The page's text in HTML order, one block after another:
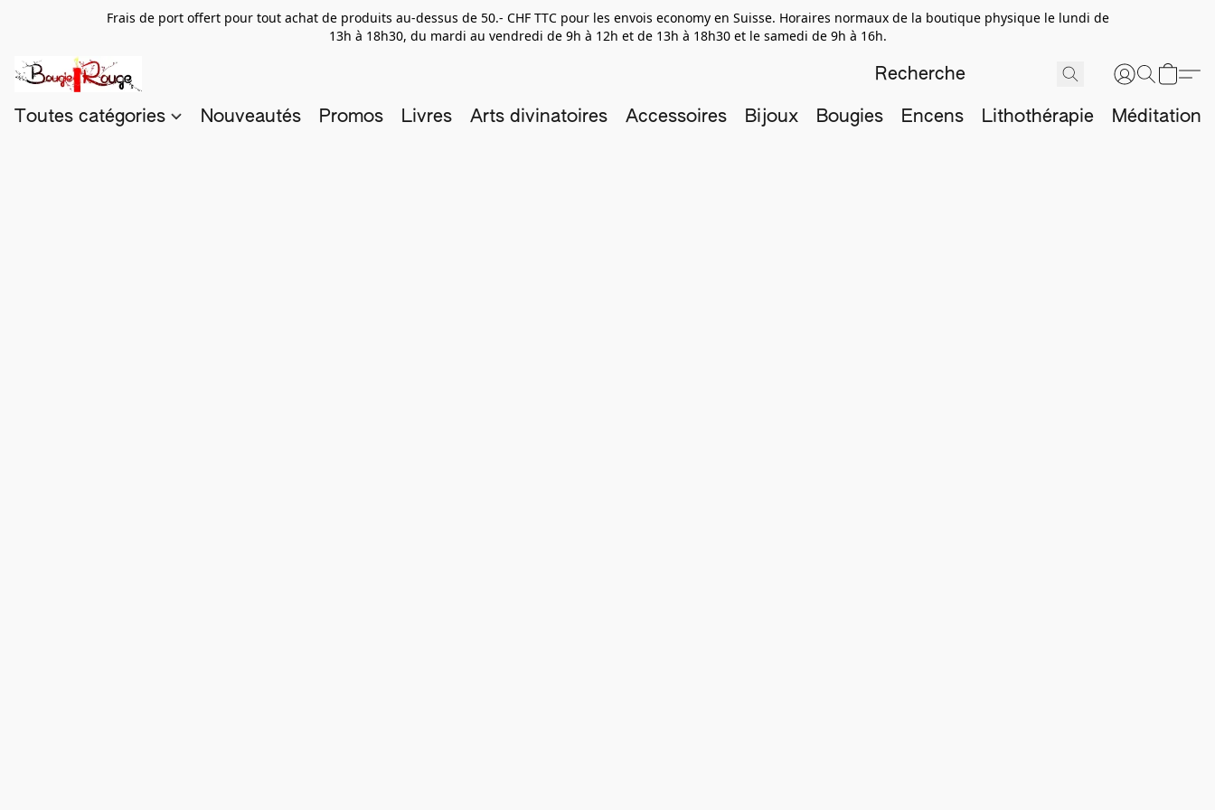
Frais de port offert pour tout achat de produits au-dessus de 50.- CHF TTC pour les envois economy en Suisse. Horaires normaux de la boutique physique le lundi de
13h à 18h30, du mardi au vendredi de 9h à 12h et de 13h à 18h30 et le samedi de 9h à 16h.
Toutes catégories Nouveautés Promos Livres Arts divinatoires Accessoires Bijoux Bougies Encens Lithothérapie Méditation